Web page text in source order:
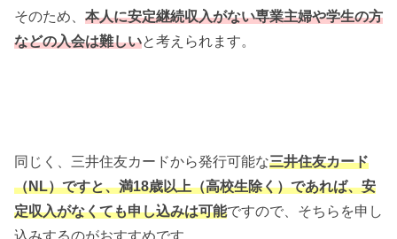
そのため、 本人に安定継続収入がない専業主婦や学生の方
などの入会は難しいと考えられます。
同じく、三井住友カードから発行可能な三井住友カード
（NL）ですと、満18歳以上（高校生除く）であれば、安
定収入がなくても申し込みは可能ですので、そちらを申し